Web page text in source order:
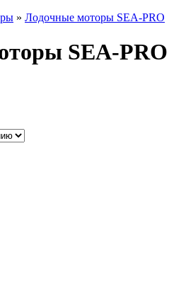
» Лодочные моторы SEA-PRO
SEA-PRO